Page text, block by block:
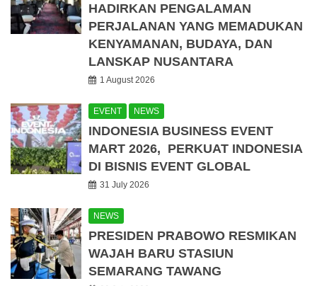
HADIRKAN PENGALAMAN
PERJALANAN YANG MEMADUKAN
KENYAMANAN, BUDAYA, DAN
LANSKAP NUSANTARA
1 August 2026
EVENT NEWS
INDONESIA BUSINESS EVENT
MART 2026, PERKUAT INDONESIA
DI BISNIS EVENT GLOBAL
31 July 2026
NEWS
PRESIDEN PRABOWO RESMIKAN
WAJAH BARU STASIUN
SEMARANG TAWANG